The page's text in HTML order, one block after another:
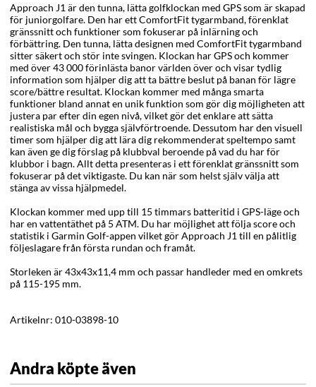
Approach J1 är den tunna, lätta golfklockan med GPS som är skapad
för juniorgolfare. Den har ett ComfortFit tygarmband, förenklat
gränssnitt och funktioner som fokuserar på inlärning och
förbättring. Den tunna, lätta designen med ComfortFit tygarmband
sitter säkert och stör inte svingen. Klockan har GPS och kommer
med över 43 000 förinlästa banor världen över och visar tydlig
information som hjälper dig att ta bättre beslut på banan för lägre
score/bättre resultat. Klockan kommer med många smarta
funktioner bland annat en unik funktion som gör dig möjligheten att
justera par efter din egen nivå, vilket gör det enklare att sätta
realistiska mål och bygga självförtroende. Dessutom har den visuell
timer som hjälper dig att lära dig rekommenderat speltempo samt
kan även ge dig förslag på klubbval beroende på vad du har för
klubbor i bagn. Allt detta presenteras i ett förenklat gränssnitt som
fokuserar på det viktigaste. Du kan när som helst själv välja att
stänga av vissa hjälpmedel.
Klockan kommer med upp till 15 timmars batteritid i GPS-läge och
har en vattentäthet på 5 ATM. Du har möjlighet att följa score och
statistik i Garmin Golf-appen vilket gör Approach J1 till en pålitlig
följeslagare från första rundan och framåt.
Storleken är 43x43x11,4 mm och passar handleder med en omkrets
på 115-195 mm.
Artikelnr: 010-03898-10
Andra köpte även